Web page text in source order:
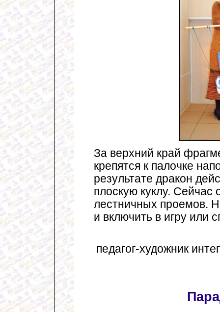
За верхний край
крепятся к палочке
результате дракон
плоскую куклу. Сейчас
лестничных проемов.
и включить в игру или
педагог-художник